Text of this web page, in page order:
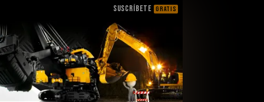
SUSCRÍBETE GRATIS